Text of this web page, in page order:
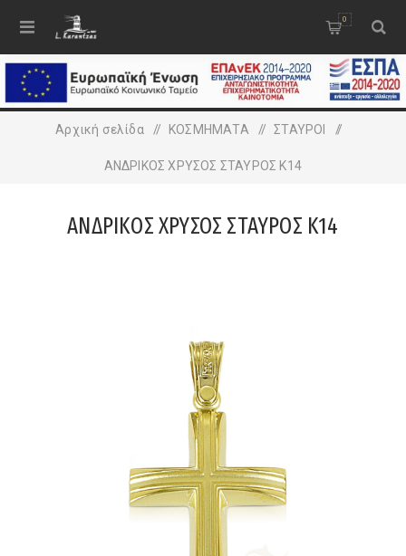
0
Αρχική σελίδα / ΚΟΣΜΗΜΑΤΑ / ΣΤΑΥΡΟΙ /
ΑΝΔΡΙΚΟΣ ΧΡΥΣΟΣ ΣΤΑΥΡΟΣ K14
ΑΝΔΡΙΚΟΣ ΧΡΥΣΟΣ ΣΤΑΥΡΟΣ K14